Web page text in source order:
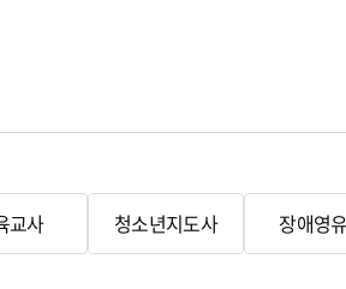
교사 청소년지도사 장애영